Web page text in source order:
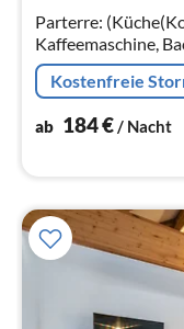
Parterre:
Kaffeemaschine,
Kühl-/
Esstisch(18
Kostenfreie
ab 184€/ Nacht